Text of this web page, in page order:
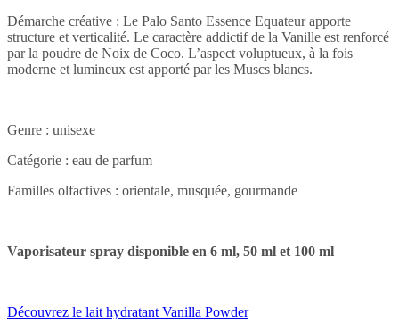
Démarche créative : Le Palo Santo Essence Equateur apporte
structure et verticalité. Le caractère addictif de la Vanille est renforcé
par la poudre de Noix de Coco. L’aspect voluptueux, à la fois
moderne et lumineux est apporté par les Muscs blancs.
Genre : unisexe
Catégorie : eau de parfum
Familles olfactives : orientale, musquée, gourmande
Vaporisateur spray disponible en 6 ml, 50 ml et 100 ml
Découvrez le lait hydratant Vanilla Powder